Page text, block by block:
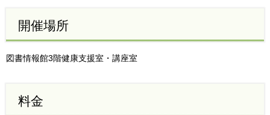
開催場所
図書情報館3階健康支援室・講座室
料金